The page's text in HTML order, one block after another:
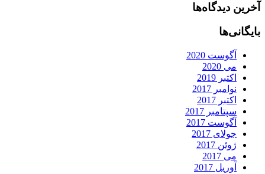
آخرین دیدگاه‌ها
بایگانی‌ها
آگوست 2020
می 2020
اکتبر 2019
نوامبر 2017
اکتبر 2017
سپتامبر 2017
آگوست 2017
جولای 2017
ژوئن 2017
می 2017
آوریل 2017